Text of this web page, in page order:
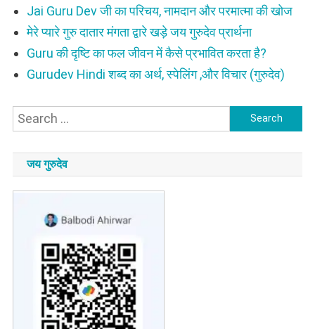
Jai Guru Dev जी का परिचय, नामदान और परमात्मा की खोज
मेरे प्यारे गुरु दातार मंगता द्वारे खड़े जय गुरुदेव प्रार्थना
Guru की दृष्टि का फल जीवन में कैसे प्रभावित करता है?
Gurudev Hindi शब्द का अर्थ, स्पेलिंग ,और विचार (गुरुदेव)
Search
for:
जय गुरुदेव